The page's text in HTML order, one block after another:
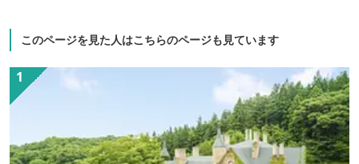
このページを見た人はこちらのページも見ています